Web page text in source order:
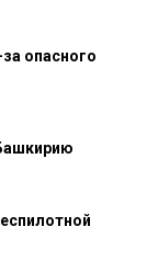
опасного